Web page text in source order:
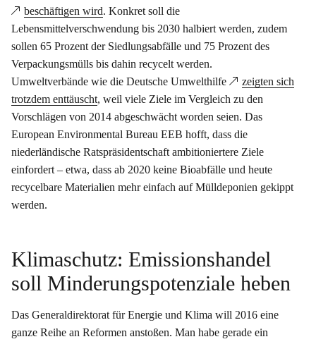
beschäftigen wird. Konkret soll die
Lebensmittelverschwendung bis 2030 halbiert werden, zudem
sollen 65 Prozent der Siedlungsabfälle und 75 Prozent des
Verpackungsmülls bis dahin recycelt werden.
Umweltverbände wie die Deutsche Umwelthilfe
zeigten sich
trotzdem enttäuscht, weil viele Ziele im Vergleich zu den
Vorschlägen von 2014 abgeschwächt worden seien. Das
European Environmental Bureau EEB hofft, dass die
niederländische Ratspräsidentschaft ambitioniertere Ziele
einfordert – etwa, dass ab 2020 keine Bioabfälle und heute
recycelbare Materialien mehr einfach auf Mülldeponien gekippt
werden.
Klimaschutz: Emissionshandel
soll Minderungspotenziale heben
Das Generaldirektorat für Energie und Klima will 2016 eine
ganze Reihe an Reformen anstoßen. Man habe gerade ein